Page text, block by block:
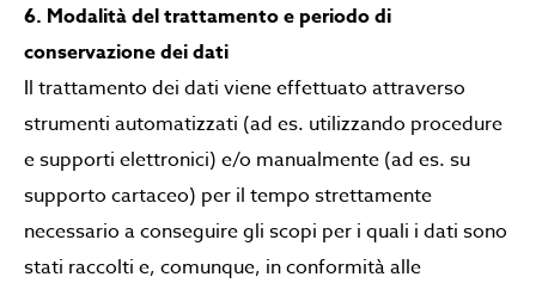
6. Modalità del trattamento e periodo di
conservazione dei dati
Il trattamento dei dati viene effettuato attraverso
strumenti automatizzati (ad es. utilizzando procedure
e supporti elettronici) e/o manualmente (ad es. su
supporto cartaceo) per il tempo strettamente
necessario a conseguire gli scopi per i quali i dati sono
stati raccolti e, comunque, in conformità alle